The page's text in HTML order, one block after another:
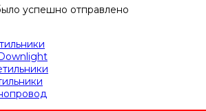
успешно отправлено